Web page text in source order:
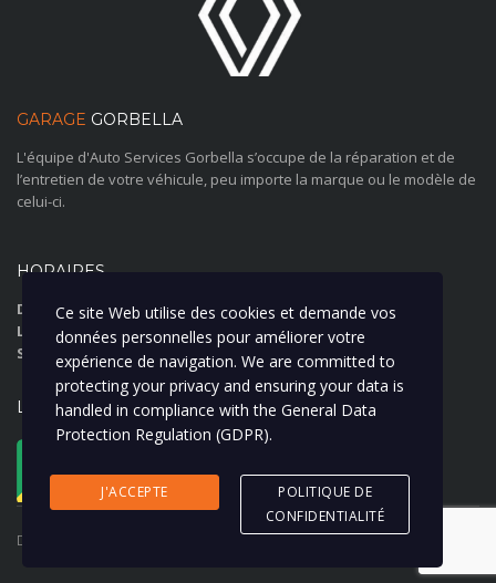
GARAGE GORBELLA
L'équipe d'Auto Services Gorbella s’occupe de la réparation et de
l’entretien de votre véhicule, peu importe la marque ou le modèle de
celui-ci.
HORAIRES
Du Lundi au Jeudi:07:30 12:00-13:30 18:15
Le Vendredi:07:30 12:00-13:30 17:15
Samedi et Dimanche:
Fermé
LOCATION
5 Bd Gorbella, 06100 Nice, France
Show on map
Droits d'auteur © 2024 Tous droits réservés
Ce site Web utilise des cookies et demande vos
données personnelles pour améliorer votre
expérience de navigation. We are committed to
protecting your privacy and ensuring your data is
handled in compliance with the General Data
Protection Regulation (GDPR).
J'ACCEPTE
POLITIQUE DE
CONFIDENTIALITÉ